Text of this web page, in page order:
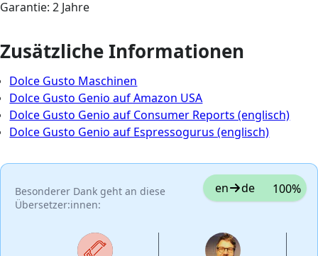
Garantie: 2 Jahre
Zusätzliche Informationen
Dolce Gusto Maschinen
Dolce Gusto Genio auf Amazon USA
Dolce Gusto Genio auf Consumer Reports (englisch)
Dolce Gusto Genio auf Espressogurus (englisch)
Besonderer Dank geht an diese
Übersetzer:innen:
en de 100%